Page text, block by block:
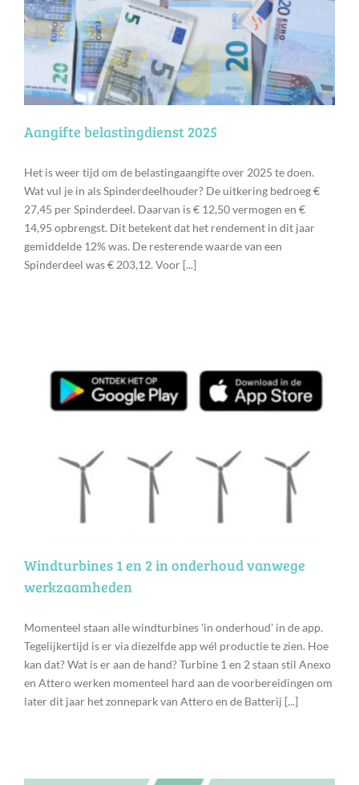
Aangifte belastingdienst 2025
Het is weer tijd om de belastingaangifte over 2025 te doen.
Wat vul je in als Spinderdeelhouder? De uitkering bedroeg €
27,45 per Spinderdeel. Daarvan is € 12,50 vermogen en €
14,95 opbrengst. Dit betekent dat het rendement in dit jaar
gemiddelde 12% was. De resterende waarde van een
Spinderdeel was € 203,12. Voor [...]
Windturbines 1 en 2 in onderhoud vanwege
werkzaamheden
Momenteel staan alle windturbines 'in onderhoud' in de app.
Tegelijkertijd is er via diezelfde app wél productie te zien. Hoe
kan dat? Wat is er aan de hand? Turbine 1 en 2 staan stil Anexo
en Attero werken momenteel hard aan de voorbereidingen om
later dit jaar het zonnepark van Attero en de Batterij [...]